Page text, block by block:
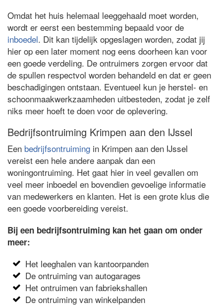
Omdat het huis helemaal leeggehaald moet worden,
wordt er eerst een bestemming bepaald voor de
inboedel. Dit kan tijdelijk opgeslagen worden, zodat jij
hier op een later moment nog eens doorheen kan voor
een goede verdeling. De ontruimers zorgen ervoor dat
de spullen respectvol worden behandeld en dat er geen
beschadigingen ontstaan. Eventueel kun je herstel- en
schoonmaakwerkzaamheden uitbesteden, zodat je zelf
niks meer hoeft te doen voor de oplevering.
Bedrijfsontruiming Krimpen aan den IJssel
Een bedrijfsontruiming in Krimpen aan den IJssel
vereist een hele andere aanpak dan een
woningontruiming. Het gaat hier in veel gevallen om
veel meer inboedel en bovendien gevoelige informatie
van medewerkers en klanten. Het is een grote klus die
een goede voorbereiding vereist.
Bij een bedrijfsontruiming kan het gaan om onder
meer:
Het leeghalen van kantoorpanden
De ontruiming van autogarages
Het ontruimen van fabriekshallen
De ontruiming van winkelpanden